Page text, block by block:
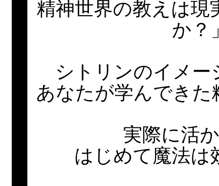
精神世界の教えは現
か？
シトリンのイメ
あなたが学んでき
実際に活
はじめて魔法は